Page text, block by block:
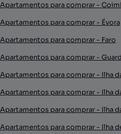
Apartamentos para comprar -
Apartamentos para comprar - Évora
Apartamentos para comprar - Faro
Apartamentos para comprar -
Apartamentos para comprar - Ilha
Apartamentos para comprar - Ilha
Apartamentos para comprar - Ilha
Apartamentos para comprar - Ilha